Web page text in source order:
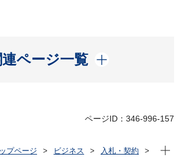
連ページ一覧
開く
ページID：346-996-157
プページ ビジネス
入札・契約
現在